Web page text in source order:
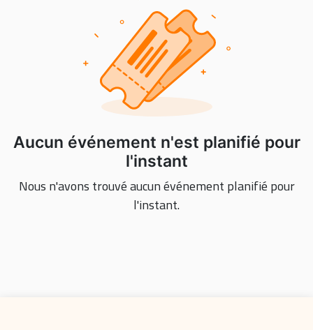
Aucun événement n'est planifié pour
l'instant
Nous n'avons trouvé aucun événement planifié pour
l'instant.